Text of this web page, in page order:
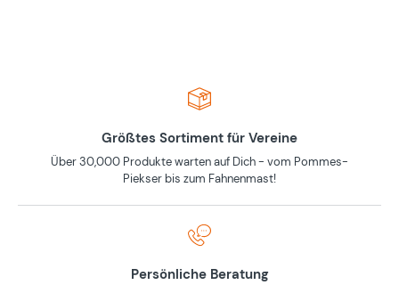
Größtes Sortiment für Vereine
Über 30,000 Produkte warten auf Dich - vom Pommes-
Piekser bis zum Fahnenmast!
Persönliche Beratung